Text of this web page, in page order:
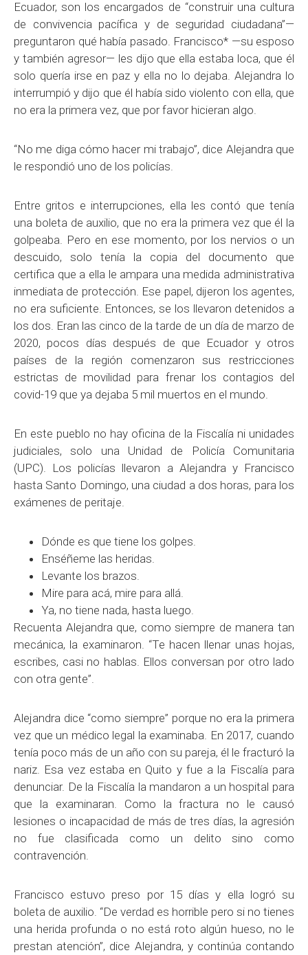
Ecuador, son los encargados de “construir una cultura
de convivencia pacífica y de seguridad ciudadana”—
preguntaron qué había pasado. Francisco* —su esposo
y también agresor— les dijo que ella estaba loca, que él
solo quería irse en paz y ella no lo dejaba. Alejandra lo
interrumpió y dijo que él había sido violento con ella, que
no era la primera vez, que por favor hicieran algo.
“No me diga cómo hacer mi trabajo”, dice Alejandra que
le respondió uno de los policías.
Entre gritos e interrupciones, ella les contó que tenía
una boleta de auxilio, que no era la primera vez que él la
golpeaba. Pero en ese momento, por los nervios o un
descuido, solo tenía la copia del documento que
certifica que a ella le ampara una medida administrativa
inmediata de protección. Ese papel, dijeron los agentes,
no era suficiente. Entonces, se los llevaron detenidos a
los dos. Eran las cinco de la tarde de un día de marzo de
2020, pocos días después de que Ecuador y otros
países de la región comenzaron sus restricciones
estrictas de movilidad para frenar los contagios del
covid-19 que ya dejaba 5 mil muertos en el mundo.
En este pueblo no hay oficina de la Fiscalía ni unidades
judiciales, solo una Unidad de Policía Comunitaria
(UPC). Los policías llevaron a Alejandra y Francisco
hasta Santo Domingo, una ciudad a dos horas, para los
exámenes de peritaje.
Dónde es que tiene los golpes.
Enséñeme las heridas.
Levante los brazos.
Mire para acá, mire para allá.
Ya, no tiene nada, hasta luego.
Recuenta Alejandra que, como siempre de manera tan
mecánica, la examinaron. “Te hacen llenar unas hojas,
escribes, casi no hablas. Ellos conversan por otro lado
con otra gente”.
Alejandra dice “como siempre” porque no era la primera
vez que un médico legal la examinaba. En 2017, cuando
tenía poco más de un año con su pareja, él le fracturó la
nariz. Esa vez estaba en Quito y fue a la Fiscalía para
denunciar. De la Fiscalía la mandaron a un hospital para
que la examinaran. Como la fractura no le causó
lesiones o incapacidad de más de tres días, la agresión
no fue clasificada como un delito sino como
contravención.
Francisco estuvo preso por 15 días y ella logró su
boleta de auxilio. “De verdad es horrible pero si no tienes
una herida profunda o no está roto algún hueso, no le
prestan atención”, dice Alejandra, y continúa contando